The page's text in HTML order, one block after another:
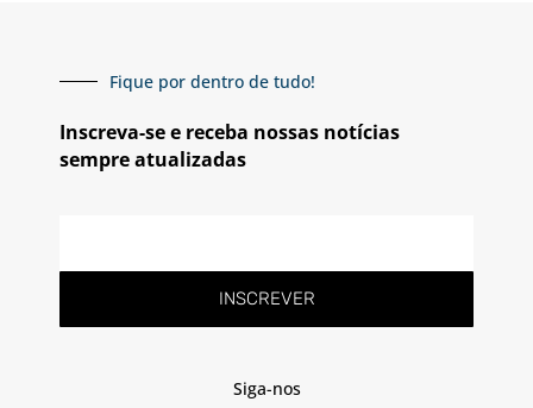
Fique por dentro de tudo!
Inscreva-se e receba nossas notícias
sempre atualizadas
INSCREVER
Siga-nos